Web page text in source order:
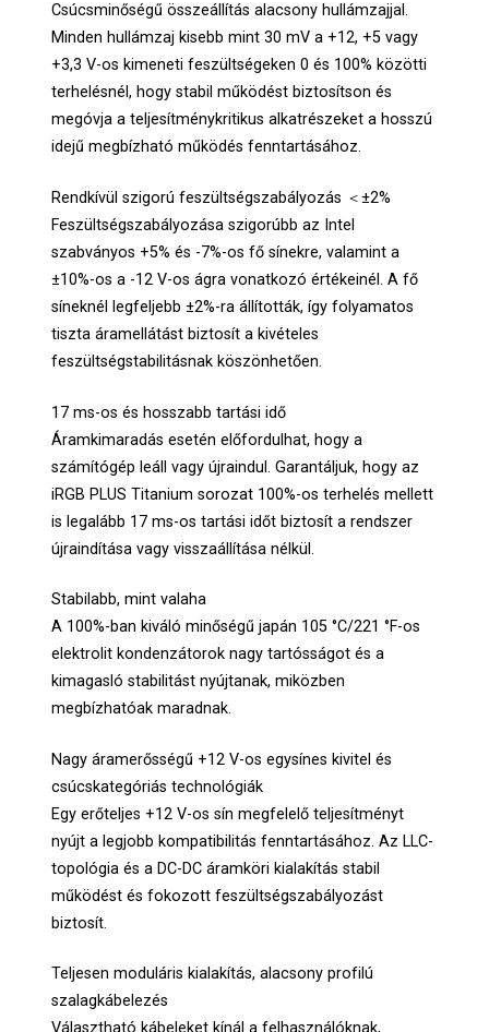
Csúcsminőségű összeállítás alacsony hullámzajjal.
Minden hullámzaj kisebb mint 30 mV a +12, +5 vagy
+3,3 V-os kimeneti feszültségeken 0 és 100% közötti
terhelésnél, hogy stabil működést biztosítson és
megóvja a teljesítménykritikus alkatrészeket a hosszú
idejű megbízható működés fenntartásához.
Rendkívül szigorú feszültségszabályozás ＜±2%
Feszültségszabályozása szigorúbb az Intel
szabványos +5% és -7%-os fő sínekre, valamint a
±10%-os a -12 V-os ágra vonatkozó értékeinél. A fő
síneknél legfeljebb ±2%-ra állították, így folyamatos
tiszta áramellátást biztosít a kivételes
feszültségstabilitásnak köszönhetően.
17 ms-os és hosszabb tartási idő
Áramkimaradás esetén előfordulhat, hogy a
számítógép leáll vagy újraindul. Garantáljuk, hogy az
iRGB PLUS Titanium sorozat 100%-os terhelés mellett
is legalább 17 ms-os tartási időt biztosít a rendszer
újraindítása vagy visszaállítása nélkül.
Stabilabb, mint valaha
A 100%-ban kiváló minőségű japán 105 °C/221 °F-os
elektrolit kondenzátorok nagy tartósságot és a
kimagasló stabilitást nyújtanak, miközben
megbízhatóak maradnak.
Nagy áramerősségű +12 V-os egysínes kivitel és
csúcskategóriás technológiák
Egy erőteljes +12 V-os sín megfelelő teljesítményt
nyújt a legjobb kompatibilitás fenntartásához. Az LLC-
topológia és a DC-DC áramköri kialakítás stabil
működést és fokozott feszültségszabályozást
biztosít.
Teljesen moduláris kialakítás, alacsony profilú
szalagkábelezés